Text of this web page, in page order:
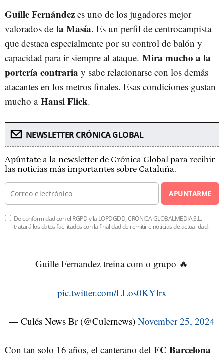
Guille Fernández es uno de los jugadores mejor
valorados de la Masía. Es un perfil de centrocampista
que destaca especialmente por su control de balón y
capacidad para ir siempre al ataque. Mira mucho a la
portería contraria y sabe relacionarse con los demás
atacantes en los metros finales. Esas condiciones gustan
mucho a Hansi Flick.
NEWSLETTER CRÓNICA GLOBAL
Apúntate a la newsletter de Crónica Global para recibir
las noticias más importantes sobre Cataluña.
APUNTARME
De conformidad con el RGPD y la LOPDGDD, CRÓNICA GLOBALMEDIA S.L.
tratará los datos facilitados con la finalidad de remitirle noticias de actualidad.
Guille Fernandez treina com o grupo 🔥
pic.twitter.com/LLos0KYIrx
— Culés News Br (@Culernews) November 25, 2024
Con tan solo 16 años, el canterano del FC Barcelona